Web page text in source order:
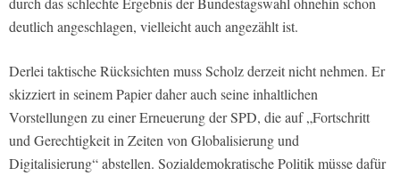
deutlich angeschlagen, vielleicht auch angezählt ist.
Derlei taktische Rücksichten muss Scholz derzeit nicht nehmen. Er
skizziert in seinem Papier daher auch seine inhaltlichen
Vorstellungen zu einer Erneuerung der SPD, die auf „Fortschritt
und Gerechtigkeit in Zeiten von Globalisierung und
Digitalisierung“ abstellen. Sozialdemokratische Politik müsse dafür